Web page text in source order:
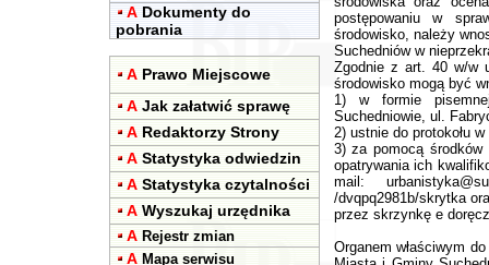
A Dokumenty do
pobrania
A Prawo Miejscowe
A Jak załatwić sprawę
A Redaktorzy Strony
A Statystyka odwiedzin
A Statystyka czytalności
A Wyszukaj urzędnika
A Rejestr zmian
A Mapa serwisu
postępowaniu w
środowisko, należy
Suchedniów w
Zgodnie z art. 40 w/w
środowisko mogą być
1) w formie
Suchedniowie, ul.
2) ustnie do protokołu
3) za pomocą
opatrywania ich
mail:
/dvqpq2981b/skrytka
przez skrzynkę e
Organem właściwym